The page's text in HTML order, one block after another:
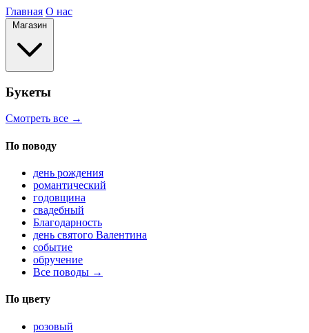
Главная О нас
Магазин
Букеты
Смотреть все →
По поводу
день рождения
романтический
годовщина
свадебный
Благодарность
день святого Валентина
событие
обручение
Все поводы →
По цвету
розовый